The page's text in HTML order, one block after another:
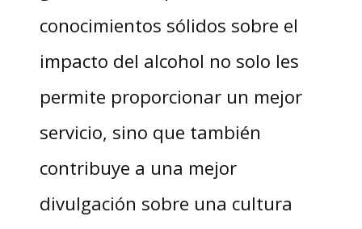
conocimientos sólidos sobre el
impacto del alcohol no solo les
permite proporcionar un mejor
servicio, sino que también
contribuye a una mejor
divulgación sobre una cultura